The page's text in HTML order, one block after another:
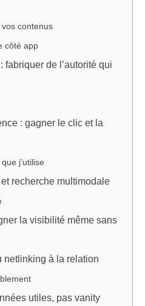
contenus
côté app
fabriquer de l’autorité qui
: gagner le clic et la
j’utilise
recherche multimodale
la visibilité même sans
netlinking à la relation
utiles, pas vanity